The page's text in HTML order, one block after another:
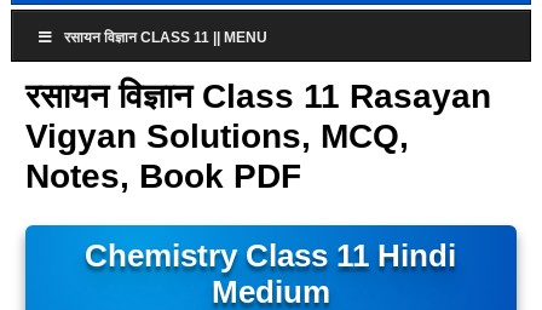
रसायन विज्ञान CLASS 11 || MENU
रसायन विज्ञान Class 11 Rasayan
Vigyan Solutions, MCQ,
Notes, Book PDF
Chemistry Class 11 Hindi
Medium